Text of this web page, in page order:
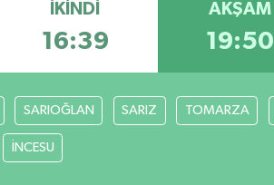
İKINDI
16:39
AKŞAM
19:50
SARIOĞLAN SARIZ TOMARZA
İNCESU